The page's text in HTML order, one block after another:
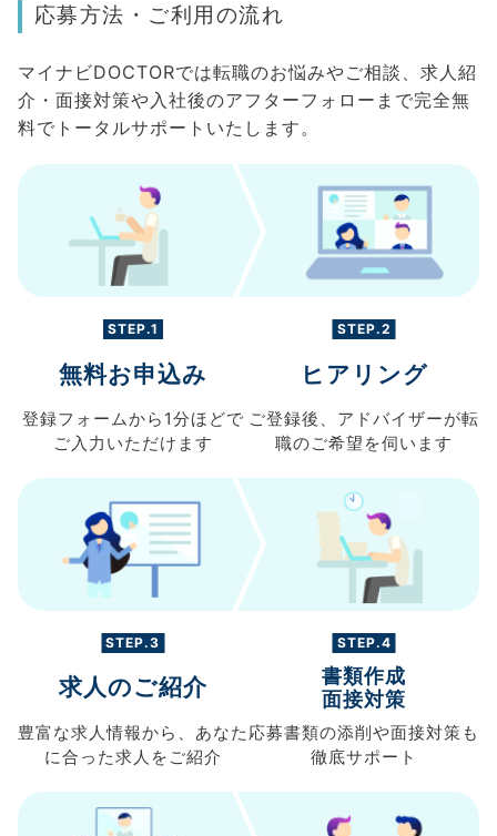
応募方法・ご利用の流れ
マイナビDOCTORでは転職のお悩みやご相談、求人紹
介・面接対策や入社後のアフターフォローまで完全無
料でトータルサポートいたします。
STEP.1
無料お申込み
登録フォームから 1分ほどで
ご入力 いただけます
STEP.2
ヒアリング
ご登録後、 アドバイザーが転
職のご希望を伺います
STEP.3
求人のご紹介
豊富な求人情報から、 あなた
に合った求人を ご紹介
STEP.4
書類作成
面接対策
応募書類の添削や面接対策も
徹底サポート